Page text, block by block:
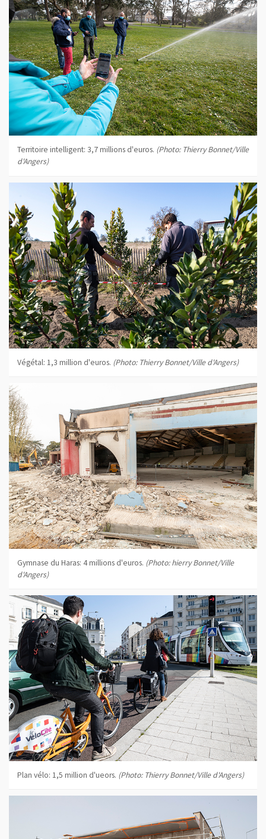
Territoire intelligent: 3,7 millions d'euros. (Photo: Thierry Bonnet/Ville
d'Angers)
Végétal: 1,3 million d'euros. (Photo: Thierry Bonnet/Ville d'Angers)
Gymnase du Haras: 4 millions d'euros. (Photo: hierry Bonnet/Ville
d'Angers)
Plan vélo: 1,5 million d'ueors. (Photo: Thierry Bonnet/Ville d'Angers)